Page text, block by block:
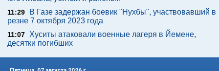
11:29
В Газе задержан боевик "Нухбы", участвовавший в
резне 7 октября 2023 года
11:07
Хуситы атаковали военные лагеря в Йемене,
десятки погибших